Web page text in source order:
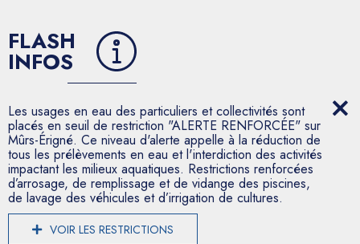
FLASH
INFOS
Les usages en eau des particuliers et collectivités sont
placés en seuil de restriction "ALERTE RENFORCÉE" sur
Mûrs-Érigné. Ce niveau d'alerte appelle à la réduction de
tous les prélèvements en eau et l'interdiction des activités
impactant les milieux aquatiques. Restrictions renforcées
d’arrosage, de remplissage et de vidange des piscines,
de lavage des véhicules et d’irrigation de cultures.
VOIR LES RESTRICTIONS